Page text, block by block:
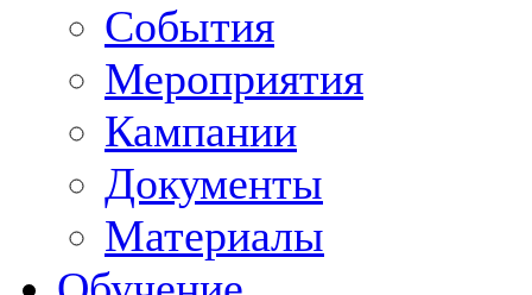
События
Мероприятия
Кампании
Документы
Материалы